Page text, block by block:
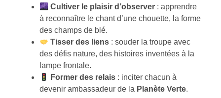
Cultiver le plaisir d’observer : apprendre
à reconnaître le chant d’une chouette, la forme
des champs de blé.
Tisser des liens : souder la troupe avec
des défis nature, des histoires inventées à la
lampe frontale.
Former des relais : inciter chacun à
devenir ambassadeur de la Planète Verte.